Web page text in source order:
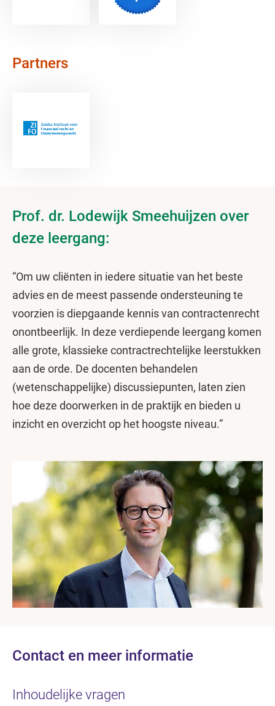
Partners
Prof. dr. Lodewijk Smeehuijzen over
deze leergang:
“Om uw cliënten in iedere situatie van het beste
advies en de meest passende ondersteuning te
voorzien is diepgaande kennis van contractenrecht
onontbeerlijk. In deze verdiepende leergang komen
alle grote, klassieke contractrechtelijke leerstukken
aan de orde. De docenten behandelen
(wetenschappelijke) discussiepunten, laten zien
hoe deze doorwerken in de praktijk en bieden u
inzicht en overzicht op het hoogste niveau.”
Contact en meer informatie
Inhoudelijke vragen